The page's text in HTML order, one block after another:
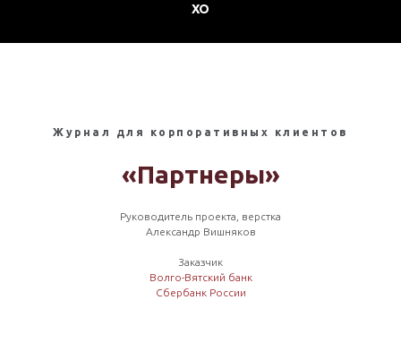
XO
Журнал для корпоративных клиентов
«Партнеры»
Руководитель проекта, верстка
Александр Вишняков
Заказчик
Волго-Вятский банк
Сбербанк России